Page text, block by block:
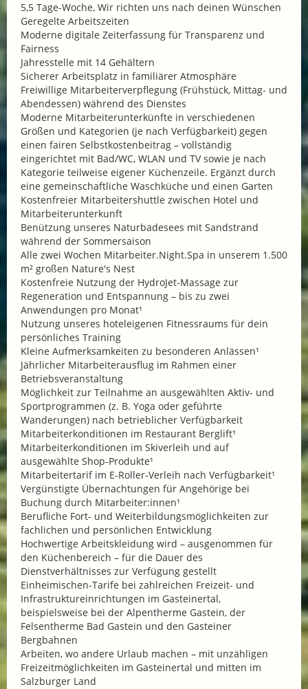
5,5 Tage-Woche, Wir richten uns nach deinen Wünschen
Geregelte Arbeitszeiten
Moderne digitale Zeiterfassung für Transparenz und
Fairness
Jahresstelle mit 14 Gehältern
Sicherer Arbeitsplatz in familiärer Atmosphäre
Freiwillige Mitarbeiterverpflegung (Frühstück, Mittag- und
Abendessen) während des Dienstes
Moderne Mitarbeiterunterkünfte in verschiedenen
Größen und Kategorien (je nach Verfügbarkeit) gegen
einen fairen Selbstkostenbeitrag – vollständig
eingerichtet mit Bad/WC, WLAN und TV sowie je nach
Kategorie teilweise eigener Küchenzeile. Ergänzt durch
eine gemeinschaftliche Waschküche und einen Garten
Kostenfreier Mitarbeitershuttle zwischen Hotel und
Mitarbeiterunterkunft
Benützung unseres Naturbadesees mit Sandstrand
während der Sommersaison
Alle zwei Wochen Mitarbeiter.Night.Spa in unserem 1.500
m² großen Nature's Nest
Kostenfreie Nutzung der HydroJet-Massage zur
Regeneration und Entspannung – bis zu zwei
Anwendungen pro Monat¹
Nutzung unseres hoteleigenen Fitnessraums für dein
persönliches Training
Kleine Aufmerksamkeiten zu besonderen Anlässen¹
Jährlicher Mitarbeiterausflug im Rahmen einer
Betriebsveranstaltung
Möglichkeit zur Teilnahme an ausgewählten Aktiv- und
Sportprogrammen (z. B. Yoga oder geführte
Wanderungen) nach betrieblicher Verfügbarkeit
Mitarbeiterkonditionen im Restaurant Berglift¹
Mitarbeiterkonditionen im Skiverleih und auf
ausgewählte Shop-Produkte¹
Mitarbeitertarif im E-Roller-Verleih nach Verfügbarkeit¹
Vergünstigte Übernachtungen für Angehörige bei
Buchung durch Mitarbeiter:innen¹
Berufliche Fort- und Weiterbildungsmöglichkeiten zur
fachlichen und persönlichen Entwicklung
Hochwertige Arbeitskleidung wird – ausgenommen für
den Küchenbereich – für die Dauer des
Dienstverhältnisses zur Verfügung gestellt
Einheimischen-Tarife bei zahlreichen Freizeit- und
Infrastruktureinrichtungen im Gasteinertal,
beispielsweise bei der Alpentherme Gastein, der
Felsentherme Bad Gastein und den Gasteiner
Bergbahnen
Arbeiten, wo andere Urlaub machen – mit unzähligen
Freizeitmöglichkeiten im Gasteinertal und mitten im
Salzburger Land